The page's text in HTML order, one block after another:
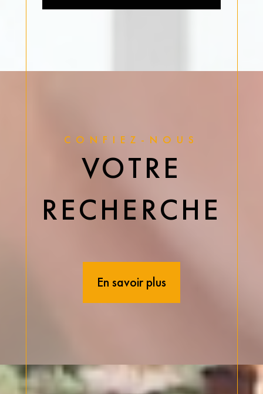
CONFIEZ-NOUS
VOTRE
RECHERCHE
En savoir plus